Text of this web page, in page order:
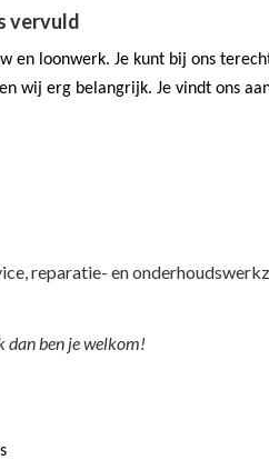
vervuld
loonwerk. Je kunt bij ons
wij erg belangrijk. Je vindt ons
reparatie- en
dan ben je welkom!